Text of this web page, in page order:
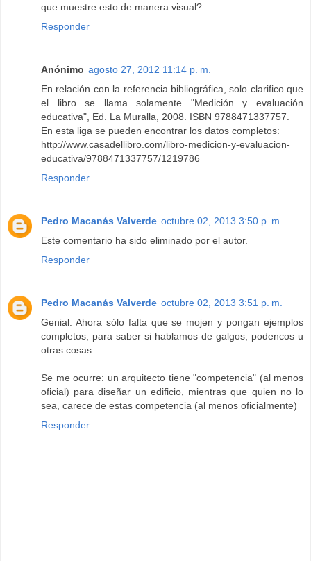
que muestre esto de manera visual?
Responder
Anónimo agosto 27, 2012 11:14 p. m.
En relación con la referencia bibliográfica, solo clarifico que
el libro se llama solamente "Medición y evaluación
educativa", Ed. La Muralla, 2008. ISBN 9788471337757.
En esta liga se pueden encontrar los datos completos:
http://www.casadellibro.com/libro-medicion-y-evaluacion-
educativa/9788471337757/1219786
Responder
Pedro Macanás Valverde octubre 02, 2013 3:50 p. m.
Este comentario ha sido eliminado por el autor.
Responder
Pedro Macanás Valverde octubre 02, 2013 3:51 p. m.
Genial. Ahora sólo falta que se mojen y pongan ejemplos
completos, para saber si hablamos de galgos, podencos u
otras cosas.
Se me ocurre: un arquitecto tiene "competencia" (al menos
oficial) para diseñar un edificio, mientras que quien no lo
sea, carece de estas competencia (al menos oficialmente)
Responder